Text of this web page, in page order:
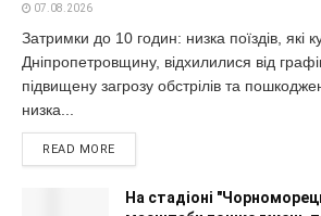
07.08.2026
Затримки до 10 годин: низка поїздів, які
Дніпропетровщину, відхилилися від
підвищену загрозу обстрілів та
низка...
READ MORE
На стадіоні